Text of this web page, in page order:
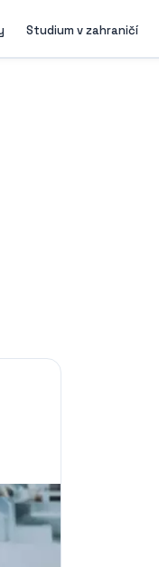
Studium v zahraničí